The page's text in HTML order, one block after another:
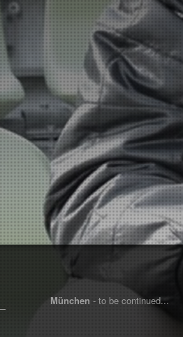
München - to be continued...